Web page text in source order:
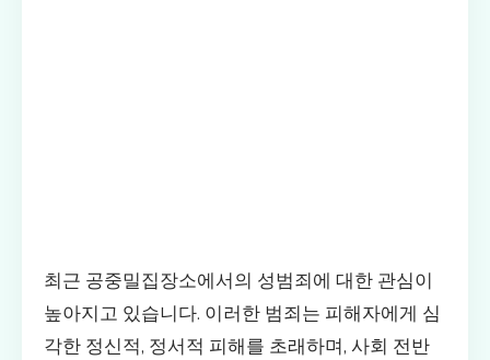
최근 공중밀집장소에서의 성범죄에 대한 관심이
높아지고 있습니다. 이러한 범죄는 피해자에게 심
각한 정신적, 정서적 피해를 초래하며, 사회 전반